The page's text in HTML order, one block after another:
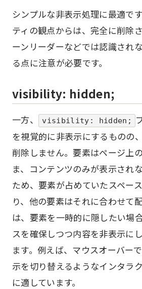
シンプルな非表示処理に最適で
ティの観点からは、完全に削除
ーンリーダーなどでは認識され
る点に注意が必要です。
visibility: hidden;
一方、 visibility: hidden;
を視覚的に非表示にするものの
削除しません。要素はページ上
ま、コンテンツのみが表示され
ため、要素が占めていたスペー
り、他の要素はそれに合わせて
は、要素を一時的に隠したい場
スを確保しつつ内容を非表示に
ます。例えば、マウスオーバー
示を切り替えるようなインタラ
に適しています。